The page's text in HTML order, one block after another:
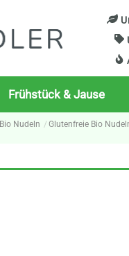
Frühstück & Jause
Bio Nudeln Glutenfreie Bio